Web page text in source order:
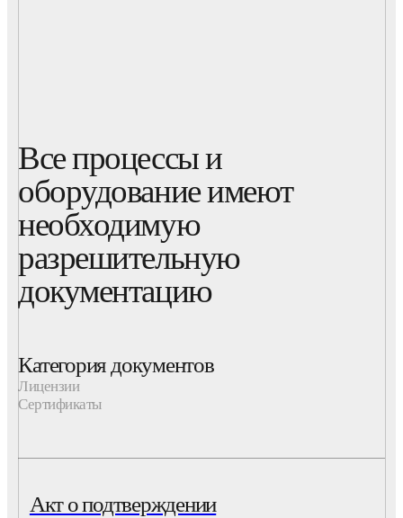
Все процессы и
оборудование имеют
необходимую
разрешительную
документацию
Категория документов
Лицензии
Сертификаты
Акт о подтверждении